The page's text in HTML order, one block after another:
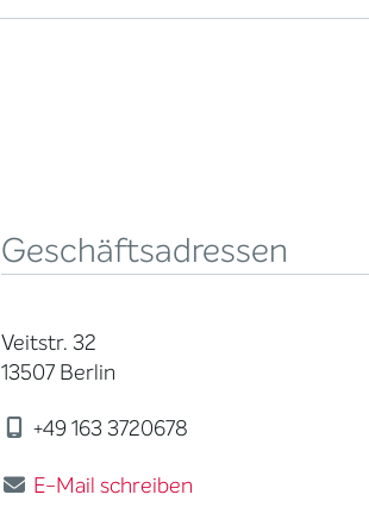
Geschäftsadressen
Veitstr. 32
13507 Berlin
+49 163 3720678
E-Mail schreiben